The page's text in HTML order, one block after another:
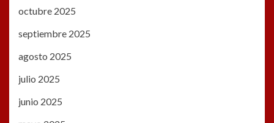
octubre 2025
septiembre 2025
agosto 2025
julio 2025
junio 2025